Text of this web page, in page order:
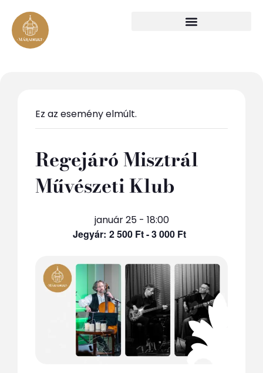
Ez az esemény elmúlt.
Regejáró Misztrál
Művészeti Klub
január 25 - 18:00
2 500 Ft - 3 000 Ft